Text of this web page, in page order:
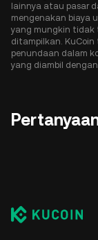
lainnya atau pasar
mengenakan biaya
yang mungkin tidak
ditampilkan.
penundaan dalam
yang diambil